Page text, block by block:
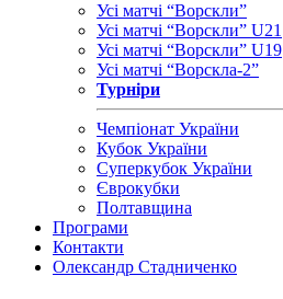
Усі матчі “Ворскли”
Усі матчі “Ворскли” U21
Усі матчі “Ворскли” U19
Усі матчі “Ворскла-2”
Турніри
Чемпіонат України
Кубок України
Суперкубок України
Єврокубки
Полтавщина
Програми
Контакти
Олександр Стадниченко